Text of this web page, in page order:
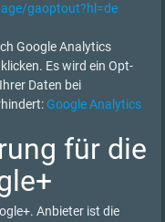
gaoptout?hl=de
Google Analytics
Es wird ein Opt-
Daten bei
Google Analytics
für die
Anbieter ist die